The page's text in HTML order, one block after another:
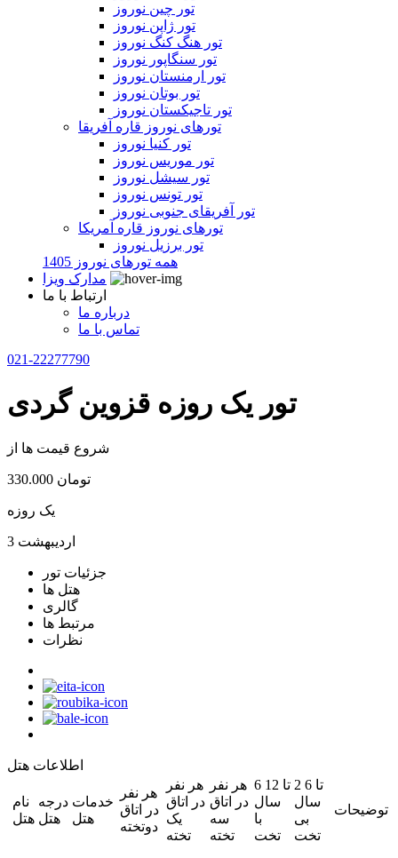
تور چین نوروز
تور ژاپن نوروز
تور هنگ کنگ نوروز
تور سنگاپور نوروز
تور ارمنستان نوروز
تور بوتان نوروز
تور تاجیکستان نوروز
تورهای نوروز قاره آفریقا
تور کنیا نوروز
تور موریس نوروز
تور سیشل نوروز
تور تونس نوروز
تور آفریقای جنوبی نوروز
تورهای نوروز قاره آمریکا
تور برزیل نوروز
همه تورهای نوروز 1405
مدارک ویزا
ارتباط با ما
درباره ما
تماس با ما
021-22277790
تور یک روزه قزوین گردی
شروع قیمت ها از
330.000 تومان
یک روزه
3 اردیبهشت
جزئیات تور
هتل ها
گالری
مرتبط ها
نظرات
اطلاعات هتل
نام
هتل
درجه
هتل
خدمات
هتل
هر نفر
در اتاق
دوتخته
هر نفر
در اتاق
یک
تخته
هر نفر
در اتاق
سه
تخته
6 تا 12
سال
با
تخت
2 تا 6
سال
بی
تخت
توضیحات